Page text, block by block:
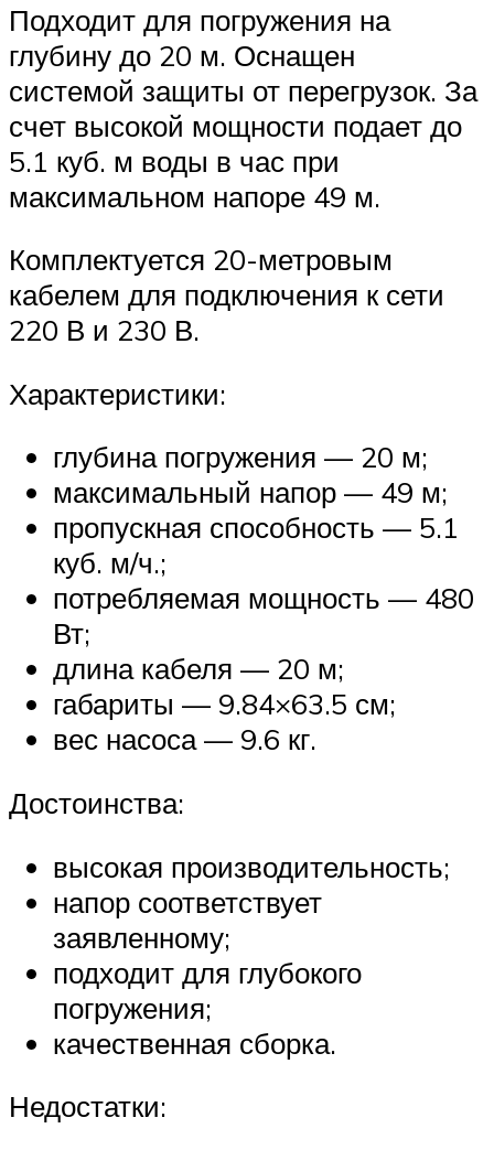
Подходит для погружения на
глубину до 20 м. Оснащен
системой защиты от перегрузок. За
счет высокой мощности подает до
5.1 куб. м воды в час при
максимальном напоре 49 м.
Комплектуется 20-метровым
кабелем для подключения к сети
220 В и 230 В.
Характеристики:
глубина погружения — 20 м;
максимальный напор — 49 м;
пропускная способность — 5.1
куб. м/ч.;
потребляемая мощность — 480
Вт;
длина кабеля — 20 м;
габариты — 9.84×63.5 см;
вес насоса — 9.6 кг.
Достоинства:
высокая производительность;
напор соответствует
заявленному;
подходит для глубокого
погружения;
качественная сборка.
Недостатки: